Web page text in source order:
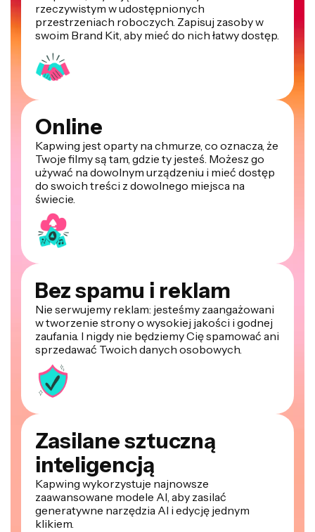
rzeczywistym w udostępnionych
przestrzeniach roboczych. Zapisuj zasoby w
swoim Brand Kit, aby mieć do nich łatwy dostęp.
Online
Kapwing jest oparty na chmurze, co oznacza, że
Twoje filmy są tam, gdzie ty jesteś. Możesz go
używać na dowolnym urządzeniu i mieć dostęp
do swoich treści z dowolnego miejsca na
świecie.
Bez spamu i reklam
Nie serwujemy reklam: jesteśmy zaangażowani
w tworzenie strony o wysokiej jakości i godnej
zaufania. I nigdy nie będziemy Cię spamować ani
sprzedawać Twoich danych osobowych.
Zasilane sztuczną
inteligencją
Kapwing wykorzystuje najnowsze
zaawansowane modele AI, aby zasilać
generatywne narzędzia AI i edycję jednym
klikiem.